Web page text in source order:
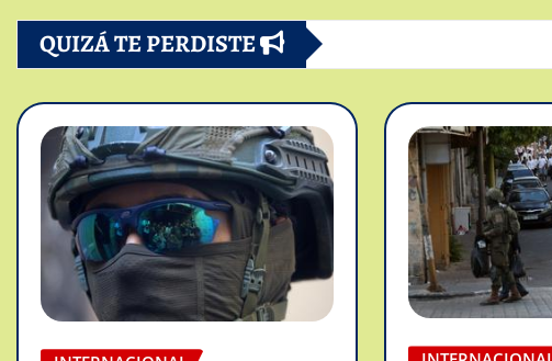
QUIZÁ TE PERDISTE